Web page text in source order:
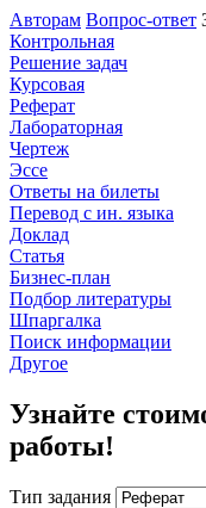
Авторам Вопрос-ответ
Контрольная
Решение задач
Курсовая
Реферат
Лабораторная
Чертеж
Эссе
Ответы на билеты
Перевод с ин. языка
Доклад
Статья
Бизнес-план
Подбор литературы
Шпаргалка
Поиск информации
Другое
Узнайте
работы!
Тип задания